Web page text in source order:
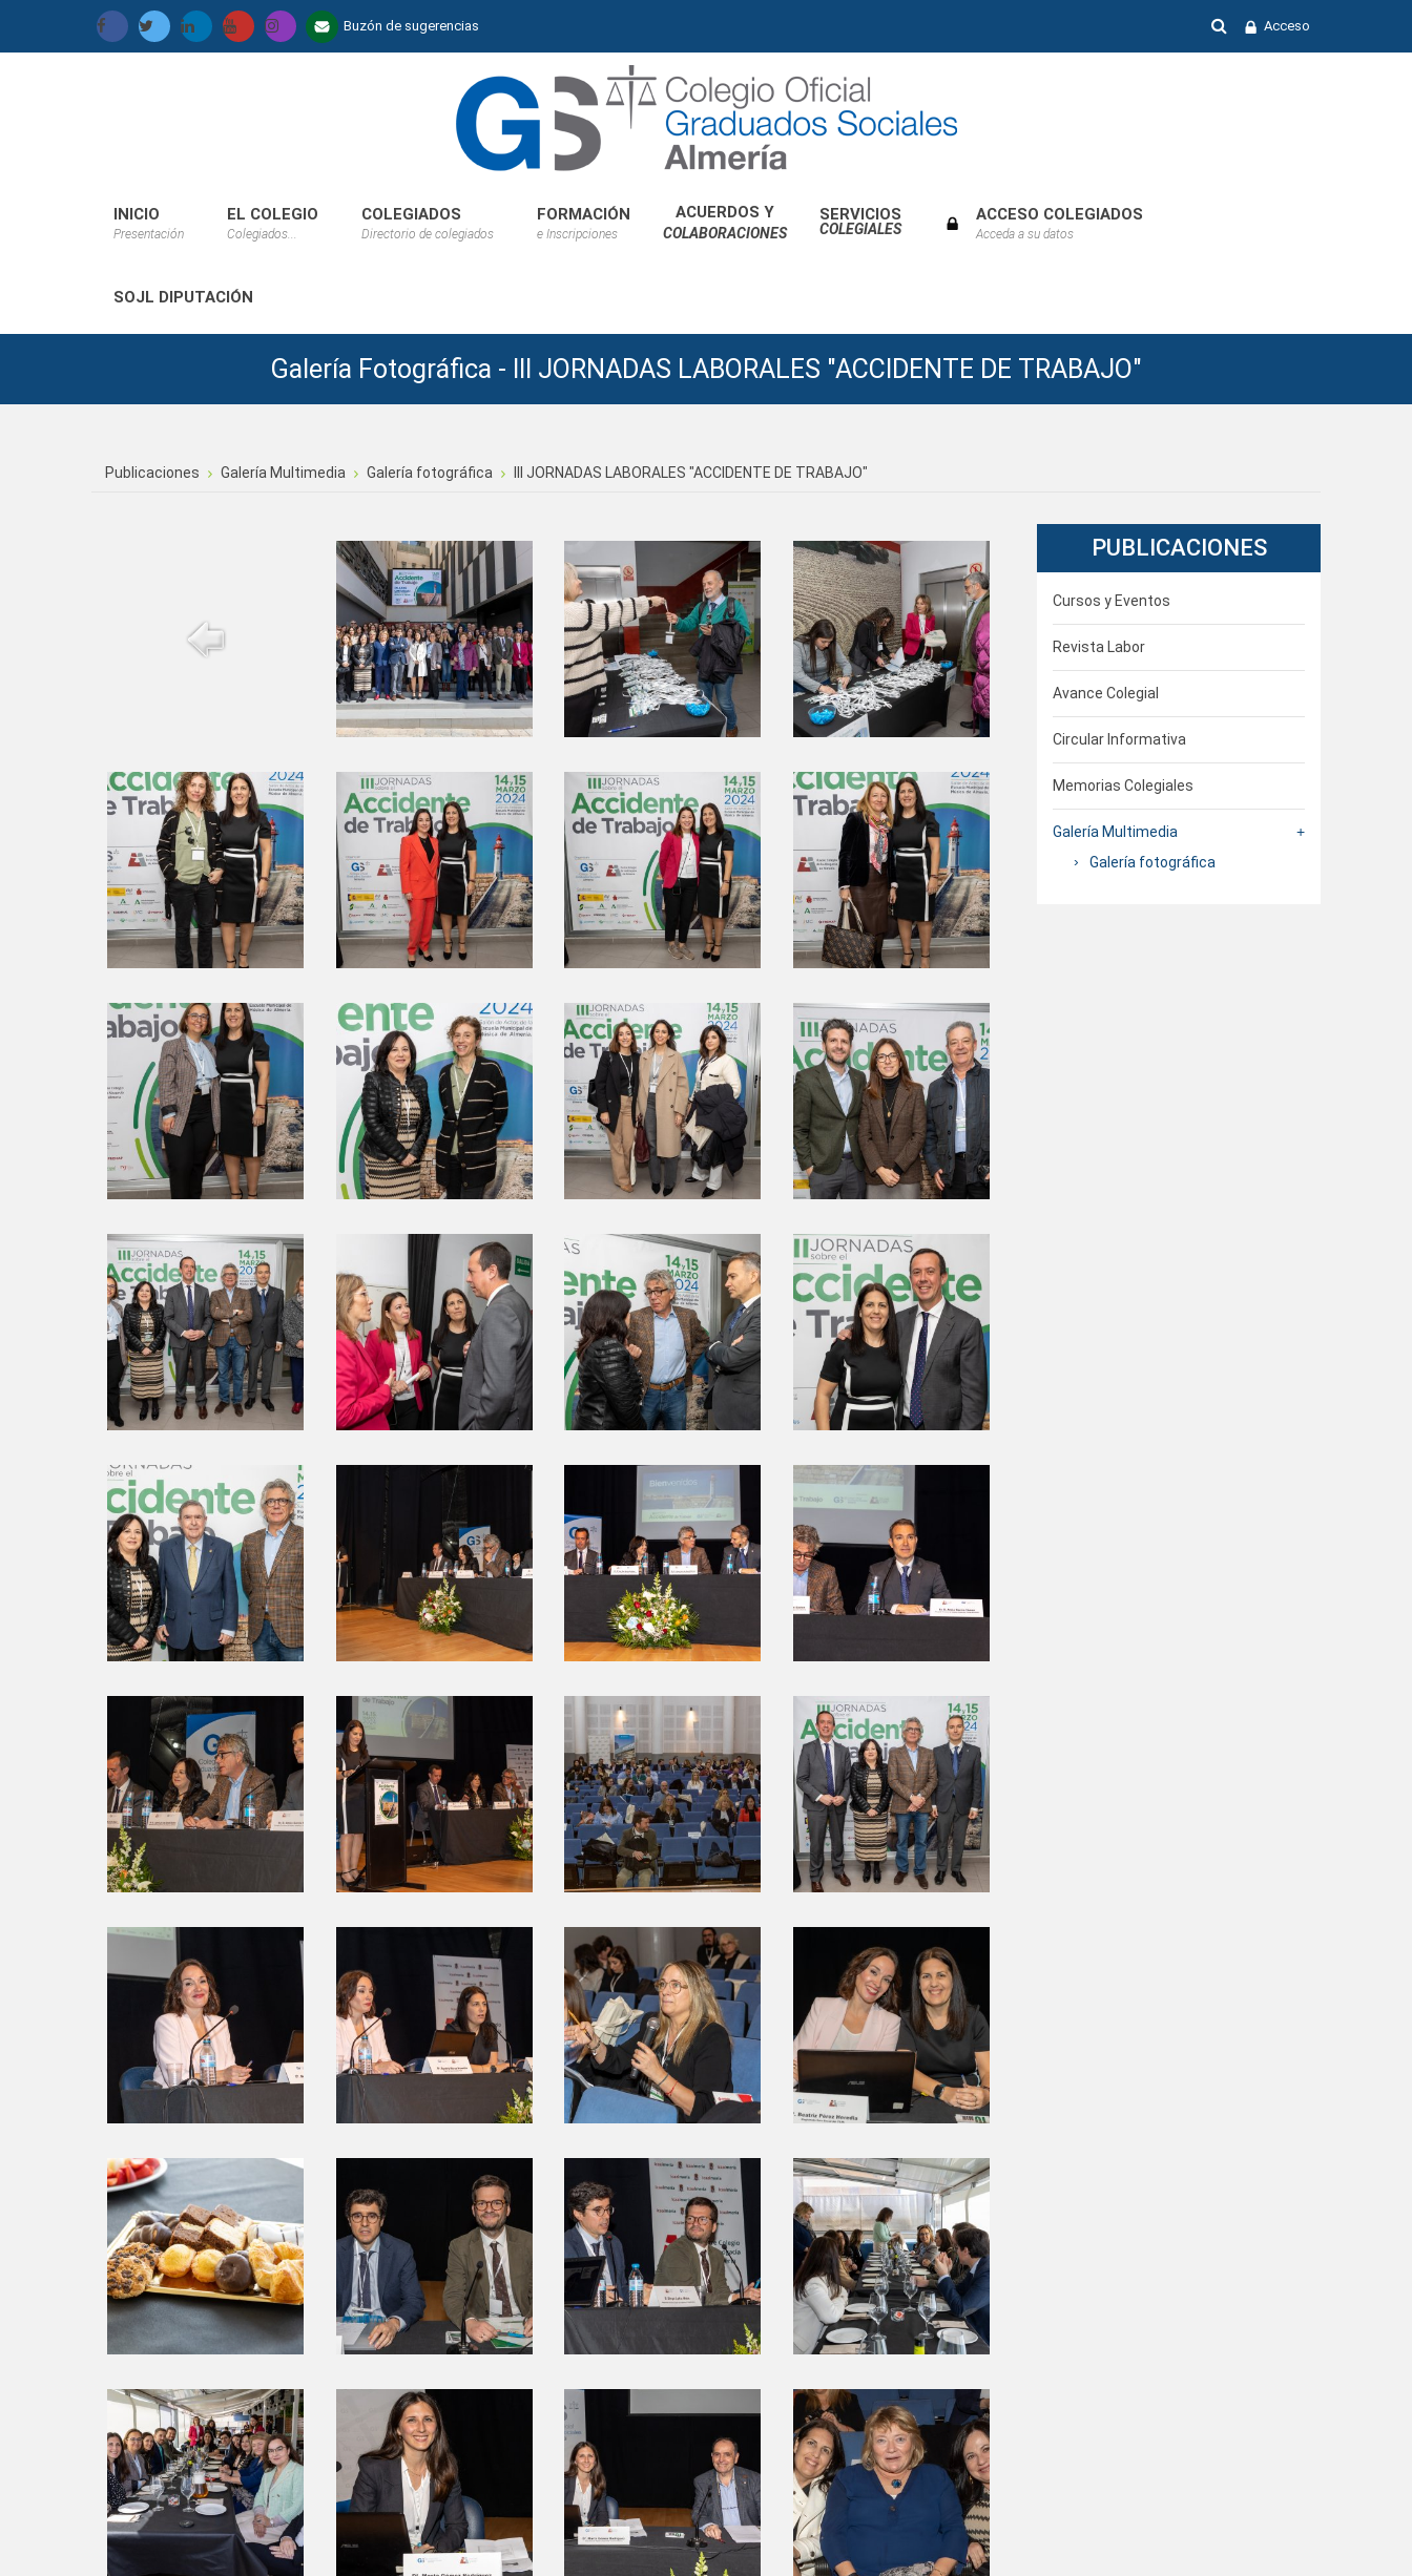
Buzón de sugerencias Acceso
INICIO
Presentación
EL COLEGIO
Colegiados...
COLEGIADOS
Directorio de colegiados
FORMACIÓN
e Inscripciones
ACUERDOS Y
COLABORACIONES
SERVICIOS
COLEGIALES
ACCESO COLEGIADOS
Acceda a su datos
SOJL DIPUTACIÓN
Publicaciones Galería Multimedia Galería fotográfica III JORNADAS LABORALES "ACCIDENTE DE TRABAJO"
Galería Fotográfica - III JORNADAS LABORALES "ACCIDENTE DE TRABAJO"
PUBLICACIONES
Cursos y Eventos
Revista Labor
Avance Colegial
Circular Informativa
Memorias Colegiales
Galería Multimedia
Galería fotográfica